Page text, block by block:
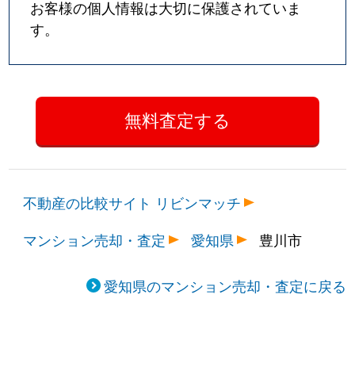
お客様の個人情報は大切に保護されていま
す。
不動産の比較サイト リビンマッチ
マンション売却・査定
愛知県 豊川市
愛知県のマンション売却・査定に戻る